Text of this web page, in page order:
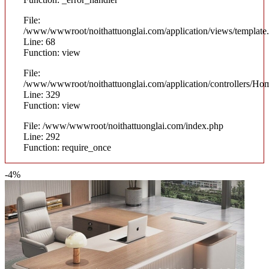
File:
/www/wwwroot/noithattuonglai.com/application/views/
Line: 68
Function: view
File:
/www/wwwroot/noithattuonglai.com/application/controllers/
Line: 329
Function: view
File: /www/wwwroot/noithattuonglai.com/index.php
Line: 292
Function: require_once
-4%